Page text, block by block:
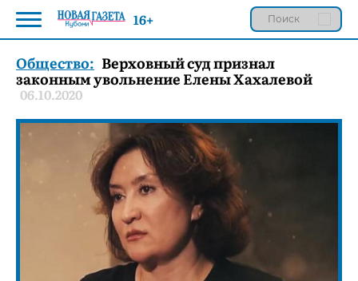
Общество: Верховный суд признал
законным увольнение Елены Хахалевой
06.10.2020
16+